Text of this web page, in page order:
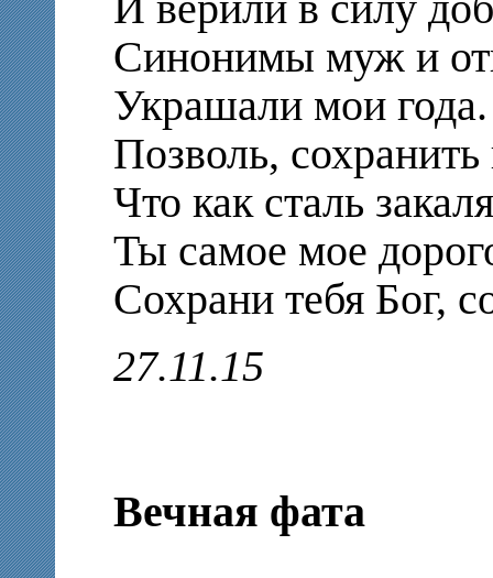
Синонимы муж и
Украшали мои года.
Позволь,
Что как сталь
Ты самое мое
Сохрани тебя Бог,
27.11.15
Вечная фата